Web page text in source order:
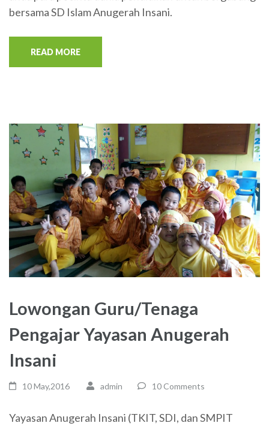
bersama SD Islam Anugerah Insani.
READ MORE
Lowongan Guru/Tenaga
Pengajar Yayasan Anugerah
Insani
10 May,2016 admin 10 Comments
Yayasan Anugerah Insani (TKIT, SDI, dan SMPIT